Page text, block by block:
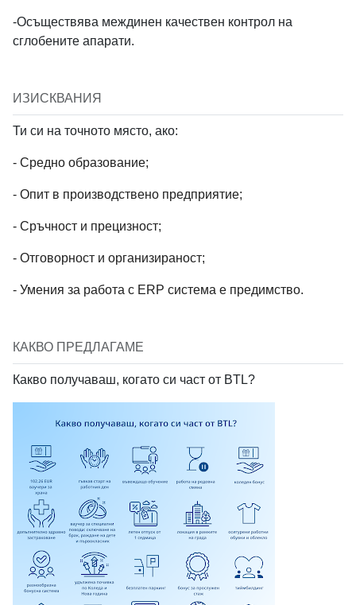
-Осъществява междинен качествен контрол на
сглобените апарати.
ИЗИСКВАНИЯ
Ти си на точното място, ако:
- Средно образование;
- Опит в производствено предприятие;
- Сръчност и прецизност;
- Отговорност и организираност;
- Умения за работа с ERP система е предимство.
КАКВО ПРЕДЛАГАМЕ
Какво получаваш, когато си част от BTL?